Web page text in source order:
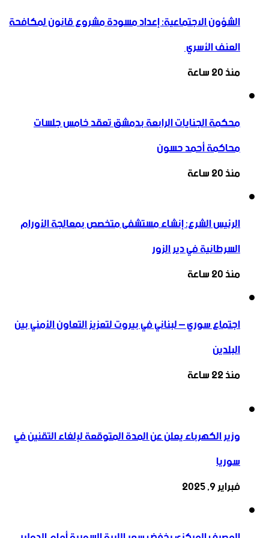
الشؤون الاجتماعية: إعداد مسودة مشروع قانون لمكافحة
العنف الأسري ‏
منذ 20 ساعة
محكمة الجنايات الرابعة بدمشق تعقد خامس جلسات
محاكمة أحمد حسون
منذ 20 ساعة
الرئيس الشرع: إنشاء ‌‏مستشفى متخصص بمعالجة الأورام
السرطانية في دير الزور
منذ 20 ساعة
اجتماع سوري – لبناني في بيروت لتعزيز التعاون ‏الأمني ‏بين
البلدين
منذ 22 ساعة
وزير الكهرباء يعلن عن المدة المتوقعة لإلغاء التقنين في
سوريا
فبراير 9, 2025